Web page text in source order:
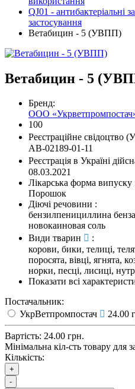
QJ01 - антибактеріальні
застосування
Ветабицин - 5 (УВПП)
Ветабицин - 5
Бренд:
ООО
100
Реєстраційне свідоцтво
АВ-02189-01-11
Реєстрація в Україні
08.03.2021
Лікарська форма випуску
Порошок
Діючі речовини :
бензилпенициллина
новокаиновая соль
Види тварин
:
корови, бики, телиці,
поросята, вівці, ягнята,
норки, песці, лисиці,
Показати всі
Постачальник:
УкрВетпромпостач
24.00
Вартість: 24.00 грн.
Мінімальна кіл-сть товару для
Кількість:
+
-